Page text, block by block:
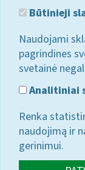
Būtinieji
Naudojami
pagrindines
svetainė
Analitiniai
Renka
naudojimą ir
gerinimui.